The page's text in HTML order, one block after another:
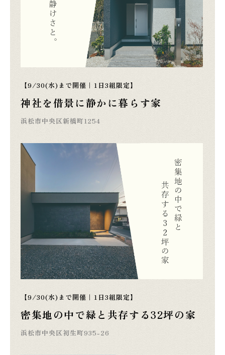
【9/30(水)まで開催｜1日3組限定】
神社を借景に静かに暮らす家
浜松市中央区新橋町1254
【9/30(水)まで開催｜1日3組限定】
密集地の中で緑と共存する32坪の家
浜松市中央区初生町935-26